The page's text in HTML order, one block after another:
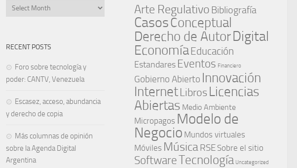
Arte Regulativo Bibliografía
CasosConceptual
Derecho de AutorDigital
Economía Educación
Estandares Eventos Financiero
Gobierno Abierto Innovación
InternetLibros Licencias
Abiertas Medio Ambiente
Micropagos Modelo de
Negocio Mundos virtuales
Móviles MúsicaRSE Sobre el sitio
SoftwareTecnología Uncategorized
Archives
RECENT POSTS
Foro sobre tecnología y
poder: CANTV, Venezuela
Escasez, acceso, abundancia
y derecho de copia
Más columnas de opinión
sobre la Agenda Digital
Argentina